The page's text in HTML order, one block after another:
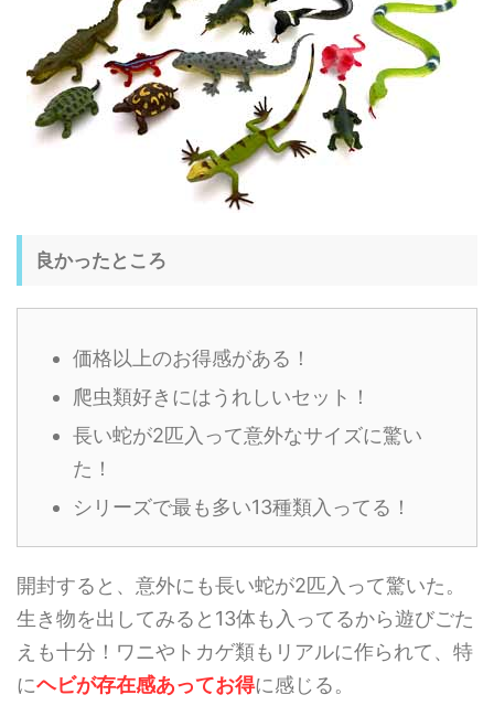
良かったところ
価格以上のお得感がある！
爬虫類好きにはうれしいセット！
長い蛇が2匹入って意外なサイズに驚い
た！
シリーズで最も多い13種類入ってる！
開封すると、意外にも長い蛇が2匹入って驚いた。
生き物を出してみると13体も入ってるから遊びごた
えも十分！ワニやトカゲ類もリアルに作られて、特
にヘビが存在感あってお得に感じる。